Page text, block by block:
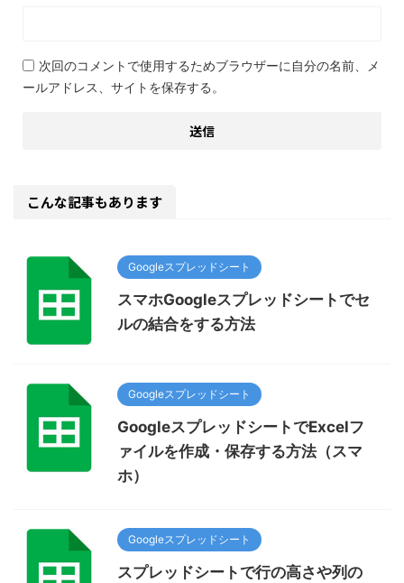
次回のコメントで使用するためブラウザーに自分の名前、メ
ールアドレス、サイトを保存する。
こんな記事もあります
Googleスプレッドシート
スマホGoogleスプレッドシートでセ
ルの結合をする方法
Googleスプレッドシート
GoogleスプレッドシートでExcelフ
ァイルを作成・保存する方法（スマ
ホ）
Googleスプレッドシート
スプレッドシートで行の高さや列の